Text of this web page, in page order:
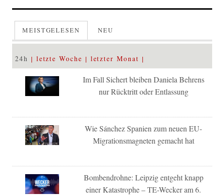
MEISTGELESEN NEU
24h letzte Woche letzter Monat
Im Fall Sichert bleiben Daniela Behrens
nur Rücktritt oder Entlassung
Wie Sánchez Spanien zum neuen EU-
Migrationsmagneten gemacht hat
Bombendrohne: Leipzig entgeht knapp
einer Katastrophe – TE-Wecker am 6.